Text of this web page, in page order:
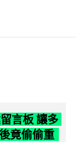
言板 讓多
竟偷偷重